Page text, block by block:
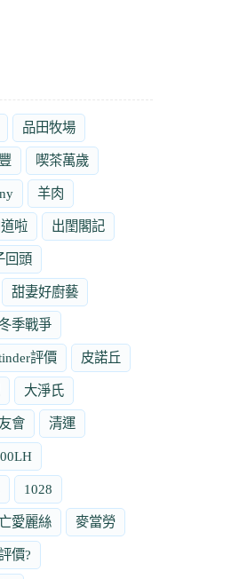
品田牧場
喫茶萬歲
羊肉
啦 出閨閣記
回頭
甜妻好廚藝
冬季戰爭
評價 皮諾丘
大淨氏
會 清運
1028
愛麗絲 麥當勞
價?